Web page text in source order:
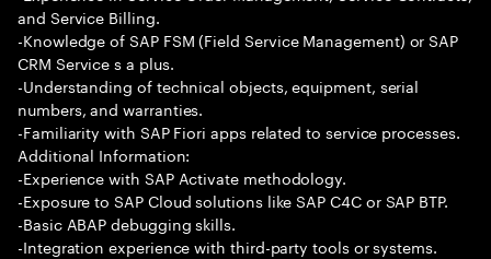
and Service Billing.
-Knowledge of SAP FSM (Field Service Management) or SAP
CRM Service s a plus.
-Understanding of technical objects, equipment, serial
numbers, and warranties.
-Familiarity with SAP Fiori apps related to service processes.
Additional Information:
-Experience with SAP Activate methodology.
-Exposure to SAP Cloud solutions like SAP C4C or SAP BTP.
-Basic ABAP debugging skills.
-Integration experience with third-party tools or systems.